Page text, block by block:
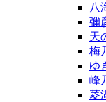
八
彌
天
梅
ゆ
峰
菱